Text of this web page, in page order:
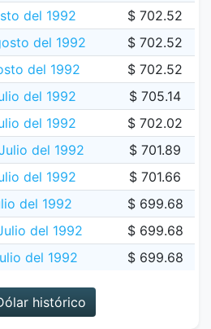
del 1992
$ 702.52
del 1992
$ 702.52
del 1992
$ 702.52
del 1992
$ 705.14
del 1992
$ 702.02
del 1992
$ 701.89
del 1992
$ 701.66
del 1992
$ 699.68
del 1992
$ 699.68
del 1992
$ 699.68
histórico